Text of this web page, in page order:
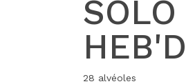
SOLO
28 alvéoles